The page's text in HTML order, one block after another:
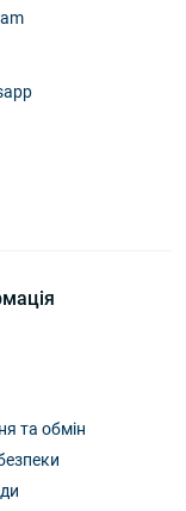
та обмін